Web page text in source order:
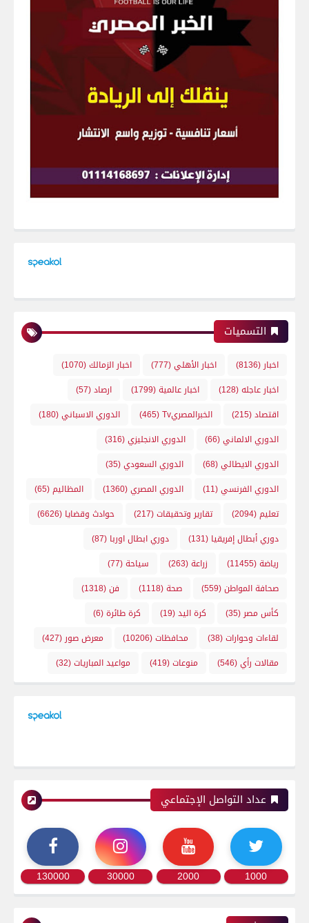
التسميات
اخبار (8136) اخبار الأهلي(777) اخبار الزمالك(1070)
اخبار عاجله(128) اخبار عالمية(1799) ارصاد(57)
اقتصاد(215) الخبرالمصريTv (465) الدوري الاسباني(180)
الدوري الالماني(66) الدوري الانجليزي(316)
الدوري الايطالي(68) الدوري السعودي(35)
الدوري الفرنسي(11) الدوري المصري(1360) المظاليم(65)
تعليم(2094) تقارير وتحقيقات(217) حوادث وقضايا (6626)
دوري أبطال إفريقيا (131) دوري ابطال اوربا (87)
رياضة(11455) زراعة(263) سياحة(77)
صحافة المواطن(559) صحة(1118) فن(1318)
كأس مصر (35) كرة اليد(19) كرة طائرة(6)
لقاءات وحوارات(38) محافظات(10206) معرض صور (427)
مقالات رأي(546) منوعات(419) مواعيد المباريات(32)
عداد التواصل الإجتماعي
1000
2000
30000
130000